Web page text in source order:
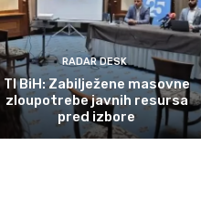
RADAR DESK
TI BiH: Zabilježene masovne
zloupotrebe javnih resursa
pred izbore